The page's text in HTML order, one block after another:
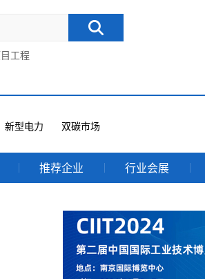
工程
新型电力 双碳市场
推荐企业 行业会展